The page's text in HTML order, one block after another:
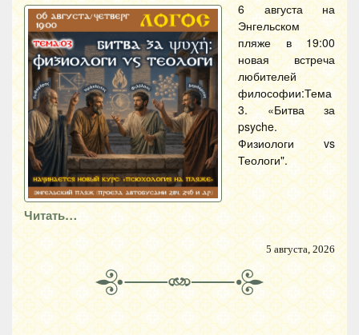
6 августа на
Энгельском
пляже в 19:00
новая встреча
любителей
философии:Тема
3. «Битва за
psyche.
Физиологи vs
Теологи".
Читать…
5 августа, 2026